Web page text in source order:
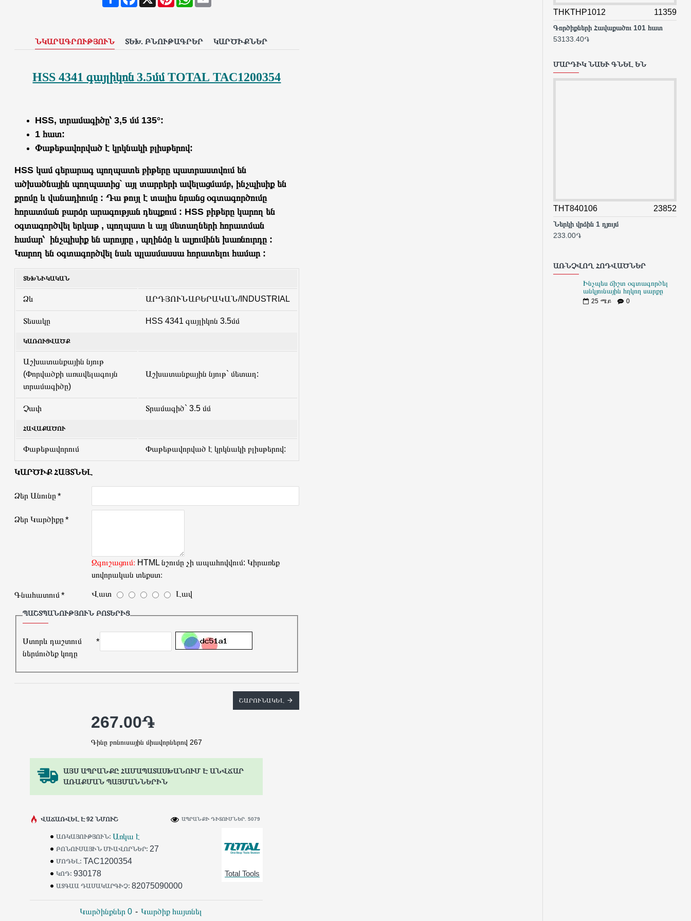
ՆԿԱՐԱԳՐՈՒԹՅՈՒՆ ՏԵԽ. ԲՆՈՒԹԱԳՐԵՐ ԿԱՐԾԻՔՆԵՐ
HSS 4341 գայլիկոն 3.5մմ TOTAL TAC1200354
HSS, տրամագիծը՝ 3,5 մմ 135°:
1 հատ:
Փաթեթավորված է կրկնակի բլիսթերով:
HSS կամ գերարագ պողպատե բիթերը պատրաստվում են
ածխածնային պողպատից` այլ տարրերի ավելացմամբ, ինչպիսիք են
քրոմը և վանադիումը : Դա թույլ է տալիս նրանց օգտագործումը
հորատման բարձր արագության դեպքում : HSS բիթերը կարող են
օգտագործվել երկաթ , պողպատ և այլ մետաղների հորատման
համար՝ ինչպիսիք են արույրը , պղինձը և ալյումինե խառնուրդը :
Կարող են օգտագործվել նաև պլասմասսա հորատելու համար :
ՏԵԽՆԻԿԱԿԱՆ
Ձև ԱՐԴՅՈՒՆԱԲԵՐԱԿԱՆ/INDUSTRIAL
Տեսակը HSS 4341 գայլիկոն 3.5մմ
ԿԱՌՈՒՑՎԱԾՔ
Աշխատանքային նյութ
(Փորվածքի առավելագույն
տրամագիծը)
Աշխատանքային նյութ` մետաղ:
Չափ Տրամագիծ` 3.5 մմ
ՀԱՎԱՔԱԾՈՒ
Փաթեթավորում Փաթեթավորված է կրկնակի բլիսթերով:
ԿԱՐԾԻՔ ՀԱՅՏՆԵԼ
Ձեր Անունը
Ձեր Կարծիքը
Զգուշացում։ HTML նշումը չի ապահովվում: Կիրառեք
սովորական տեքստ։
Գնահատում Վատ Լավ
ՊԱՇՏՊԱՆՈՒԹՅՈՒՆ ԲՈՏԵՐԻՑ
Ստորև դաշտում
ներմուծեք կոդը
ՇԱՐՈՒՆԱԿԵԼ
ԱՅՍ ԱՊՐԱՆՔԸ ՀԱՄԱՊԱՏԱՍԽԱՆՈՒՄ Է ԱՆՎՃԱՐ
ԱՌԱՔՄԱՆ ՊԱՅՄԱՆՆԵՐԻՆ
ԱՌԿԱՅՈՒԹՅՈՒՆ: Առկա է
ԲՈՆՈՒՍԱՅԻՆ ՄԻԱՎՈՐՆԵՐ: 27
ՄՈԴԵԼ: TAC1200354
ԿՈԴ: 930178
ԱՏԳԱԱ ԴԱՍԱԿԱՐԳԻՉ: 82075090000
Total Tools
ՎԱՃԱՌՎԵԼ Է 92 ՆՄՈՒՇ ԱՊՐԱՆՔԻ ԴԻՏՈՒՄՆԵՐ. 5079
Կարծինքներ 0 - Կարծիք հայտնել
267.00֏
Գինը բոնուսային միավորներով 267
THKTHP1012 11359
Գործիքների Հավաքածու 101 հատ
53133.40֏
ՄԱՐԴԻԿ ՆԱԵՒ ԳՆԵԼ ԵՆ
THT840106 23852
Ներկի վրձին 1 դյույմ
233.00֏
ԱՌՆՉՎՈՂ ՀՈԴՎԱԾՆԵՐ
Ինչպես ճիշտ օգտագործել
անկյունային հղկող սարքը
25 ሜይ 0